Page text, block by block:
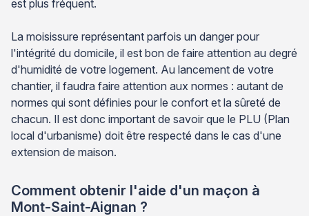
est plus fréquent.
La moisissure représentant parfois un danger pour
l'intégrité du domicile, il est bon de faire attention au degré
d'humidité de votre logement. Au lancement de votre
chantier, il faudra faire attention aux normes : autant de
normes qui sont définies pour le confort et la sûreté de
chacun. Il est donc important de savoir que le PLU (Plan
local d'urbanisme) doit être respecté dans le cas d'une
extension de maison.
Comment obtenir l'aide d'un maçon à
Mont-Saint-Aignan ?